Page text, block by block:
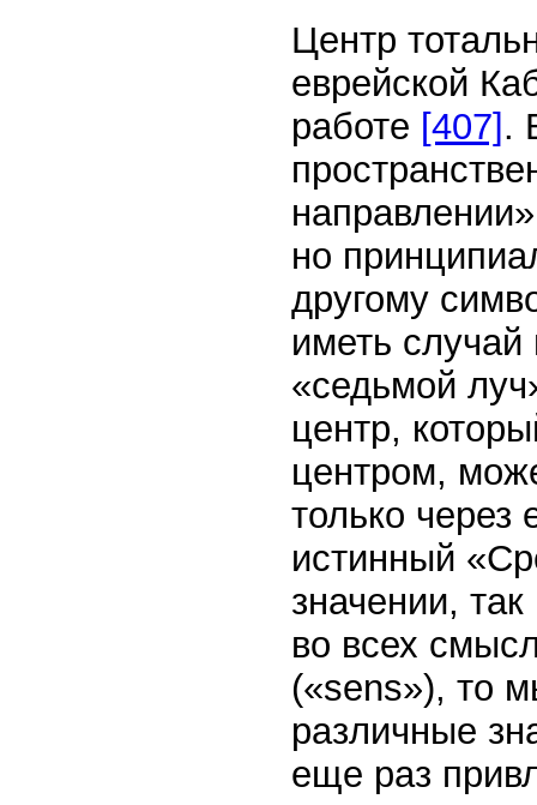
Центр
еврейской
работе [407] .
но
другому
иметь случай
«седьмой
центр,
центром,
только через
истинный
значении,
во всех
(«sens»), то
различные
еще раз